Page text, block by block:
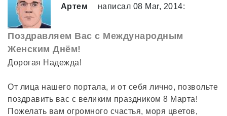
Артем написал 08 Mar, 2014:
Поздравляем Вас с Международным
Женским Днём!
Дорогая Надежда!
От лица нашего портала, и от себя лично, позвольте
поздравить вас с великим праздником 8 Марта!
Пожелать вам огромного счастья, моря цветов,